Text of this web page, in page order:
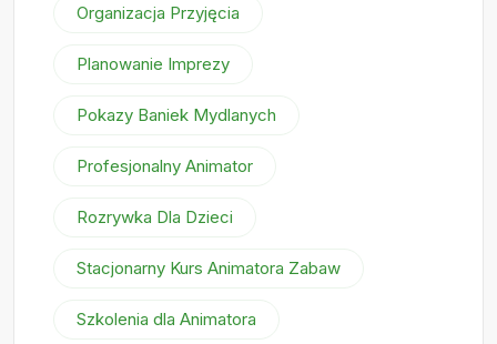
Organizacja Przyjęcia
Planowanie Imprezy
Pokazy Baniek Mydlanych
Profesjonalny Animator
Rozrywka Dla Dzieci
Stacjonarny Kurs Animatora Zabaw
Szkolenia dla Animatora